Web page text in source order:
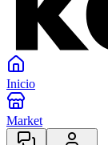
Inicio
Market